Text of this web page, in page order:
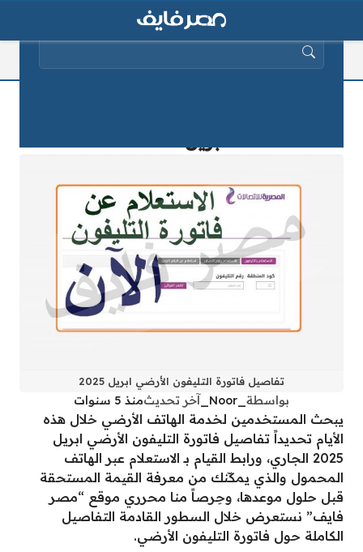
تفاصيل فاتورة التليفون الأرضي ابريل 2025
بواسطة آخر تحديثمنذ 5 سنوات
يبحث المستخدمين لخدمة الهاتف الأرضي خلال هذه
الأيام تحديداً تفاصيل فاتورة التليفون الأرضي ابريل
2025 الجاري، ورابط القيام بـ الاستعلام عبر الهاتف
المحمول والذي يمكّنك من معرفة القيمة المستحقة
قبل حلول موعدها، وحِرصاً منا محرري موقع “مصر
فايف” نستعرض خلال السطور القادمة التفاصيل
الكاملة حول فاتورة التليفون الأرضي.
البحث عن: